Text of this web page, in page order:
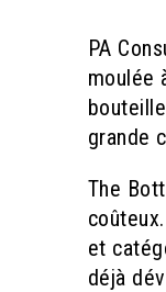
PA
moulée
grande
The
et
déjà